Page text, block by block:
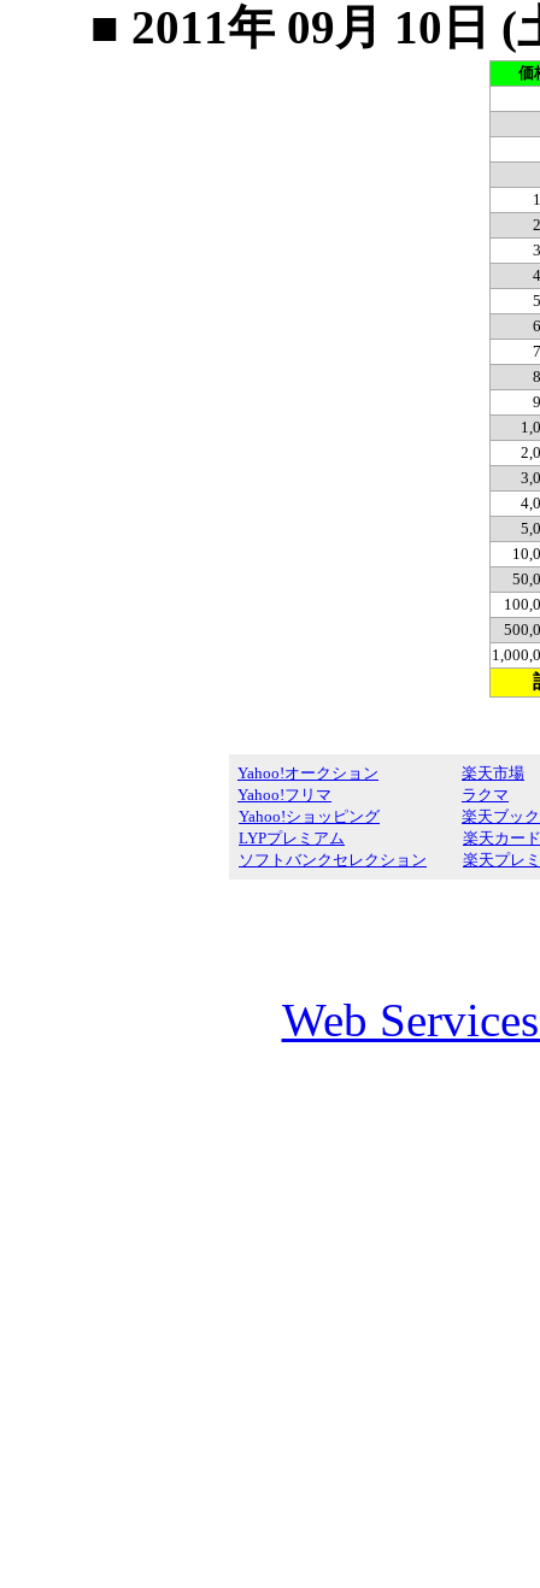
■ 2011年 09月 10日
価
Yahoo!オークション
Yahoo!フリマ
Yahoo!ショッピング
LYPプレミアム
ソフトバンクセレクション
楽天市場
ラクマ
楽天ブッ
楽天カード
楽天プレ
Web